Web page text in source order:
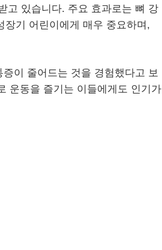
고 있습니다. 주요 효과로는 뼈 강
기 어린이에게 매우 중요하며,
이 줄어드는 것을 경험했다고 보
운동을 즐기는 이들에게도 인기가